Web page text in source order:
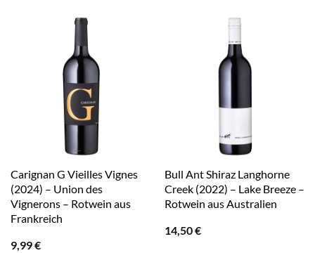
Carignan G Vieilles Vignes
(2024) – Union des
Vignerons – Rotwein aus
Frankreich
9,99€
Bull Ant Shiraz Langhorne
Creek (2022) – Lake Breeze –
Rotwein aus Australien
14,50€